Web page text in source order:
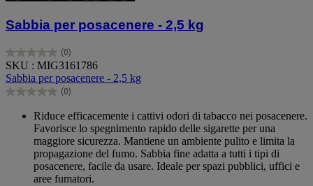
Sabbia per posacenere - 2,5 kg
(0)
0.0
su
5
stelle.
SKU : MIG3161786
Sabbia per posacenere - 2,5 kg
(0)
0.0
Riduce efficacemente i cattivi odori di tabacco nei posacenere.
Favorisce lo spegnimento rapido delle sigarette per una
maggiore sicurezza. Mantiene un ambiente pulito e limita la
propagazione del fumo. Sabbia fine adatta a tutti i tipi di
posacenere, facile da usare. Ideale per spazi pubblici, uffici e
aree fumatori.